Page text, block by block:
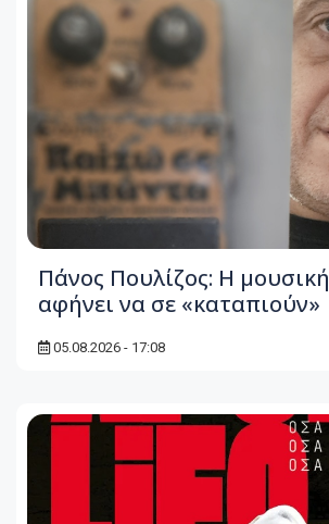
Πάνος Πουλίζος: Η
αφήνει να σε «καταπιούν»
05.08.2026 - 17:08